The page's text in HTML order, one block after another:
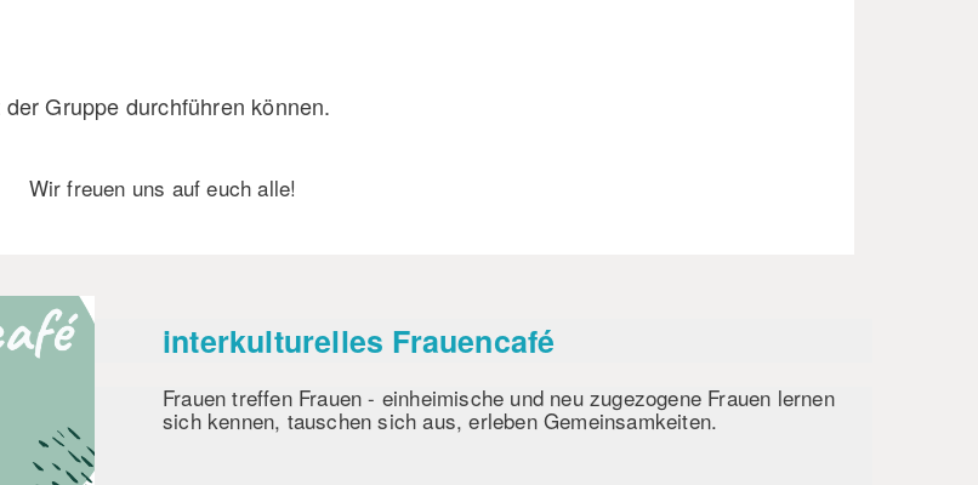
Gruppe durchführen können.
Wir freuen uns auf euchalle!
interkulturelles Frauencafé
Frauen treffen Frauen - einheimische und neu zugezogene Frauen lernen
sich kennen, tauschen sich aus, erleben Gemeinsamkeiten.